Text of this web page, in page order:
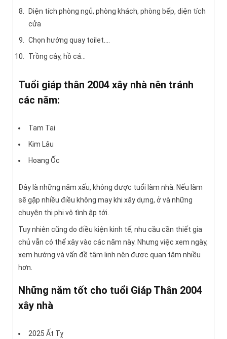
Diện tích phòng ngủ, phòng khách, phòng bếp, diện tích
cửa
Chọn hướng quay toilet….
Trồng cây, hồ cá…
Tuổi giáp thân 2004 xây nhà nên tránh
các năm:
Tam Tai
Kim Lâu
Hoang Ốc
Đây là những năm xấu, không được tuổi làm nhà. Nếu làm
sẽ gặp nhiều điều không may khi xây dựng, ở và những
chuyện thị phi vô tình ập tới.
Tuy nhiên cũng do điều kiện kinh tế, nhu cầu cần thiết gia
chủ vẫn có thể xây vào các năm này. Nhưng việc xem ngày,
xem hướng và vấn đề tâm linh nên được quan tâm nhiều
hơn.
Những năm tốt cho tuổi Giáp Thân 2004
xây nhà
2025 Ất Tỵ